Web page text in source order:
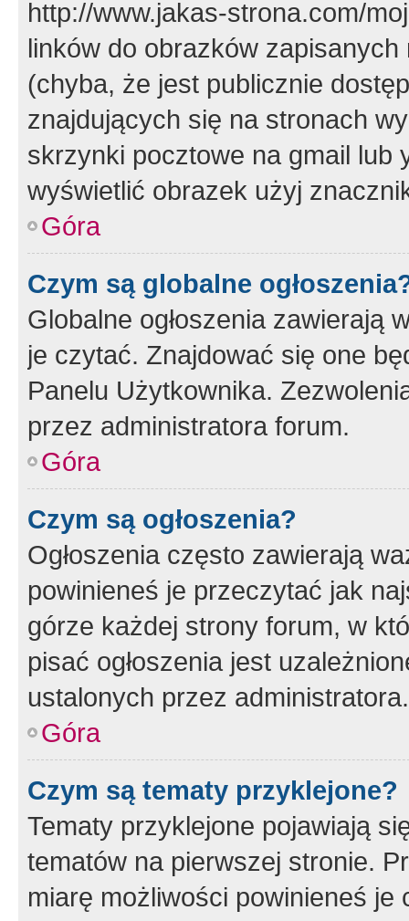
http://www.jakas-strona.com/
linków do obrazków
(chyba, że jest publicznie
znajdujących się na stronach
skrzynki pocztowe na gmail lub
wyświetlić obrazek użyj
Góra
Czym są globalne
Globalne ogłoszenia zawierają
je czytać. Znajdować się one
Panelu Użytkownika.
przez administratora forum.
Góra
Czym są ogłoszenia?
Ogłoszenia często zawierają
powinieneś je przeczytać jak
górze każdej strony forum, w
pisać ogłoszenia jest
ustalonych przez administratora.
Góra
Czym są tematy przyklejone?
Tematy przyklejone pojawiają
tematów na pierwszej stronie.
miarę możliwości powinieneś je